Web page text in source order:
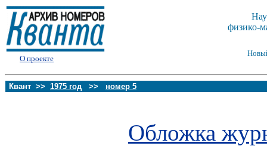
О проекте
физико-
Квант >> 1975 год >> номер 5
Обложка